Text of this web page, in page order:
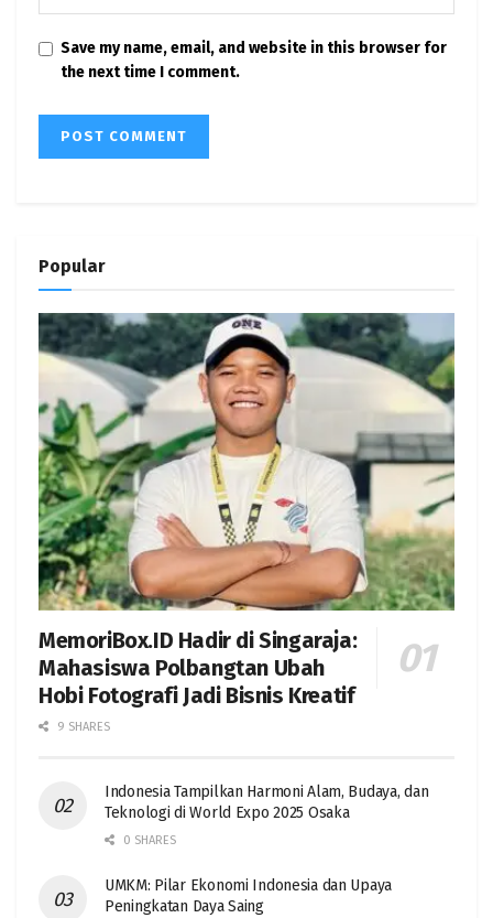
Save my name, email, and website in this browser for
the next time I comment.
Popular
MemoriBox.ID Hadir di Singaraja:
Mahasiswa Polbangtan Ubah
Hobi Fotografi Jadi Bisnis Kreatif
9 SHARES
Indonesia Tampilkan Harmoni Alam, Budaya, dan
Teknologi di World Expo 2025 Osaka
0 SHARES
UMKM: Pilar Ekonomi Indonesia dan Upaya
Peningkatan Daya Saing